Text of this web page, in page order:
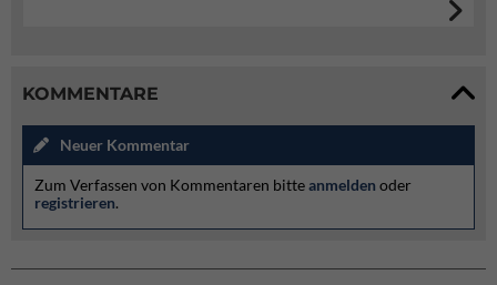
KOMMENTARE
Neuer Kommentar
Zum Verfassen von Kommentaren bitteanmelden oder
registrieren.